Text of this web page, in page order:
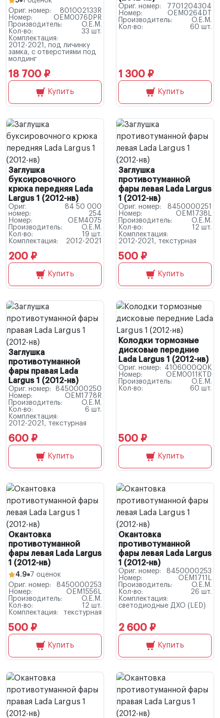
Ориг. номер:
801002133R
Номер:
OEM0076DPR
Производитель:
O.E.M.
Кол-во:
33 шт.
Комплектация:
2012-2021, под личинку
замка, с отверстиями под
молдинг
18 700 ₽
Купить
Ориг. номер:
7701204304
Номер:
OEM0264DT
Производитель:
O.E.M.
Кол-во:
60 шт.
1 300 ₽
Купить
Заглушка
буксировочного
крюка передняя Lada
Largus 1 (2012-нв)
Ориг.
номер:
84 50 000
254
Номер:
OEM4075
Производитель:
O.E.M.
Кол-во:
19 шт.
Комплектация:
2012-2021
200 ₽
Купить
Заглушка
противотуманной
фары левая Lada Largus
1 (2012-нв)
Ориг. номер:
8450000251
Номер:
OEM1738L
Производитель:
O.E.M.
Кол-во:
12 шт.
Комплектация:
2012-2021, текстурная
500 ₽
Купить
Заглушка
противотуманной
фары правая Lada
Largus 1 (2012-нв)
Ориг. номер:
8450000250
Номер:
OEM1778R
Производитель:
O.E.M.
Кол-во:
6 шт.
Комплектация:
2012-2021, текстурная
600 ₽
Купить
Колодки тормозные
дисковые передние
Lada Largus 1 (2012-нв)
Ориг. номер:
4106000Q0K
Номер:
OEM0011KTD
Производитель:
O.E.M.
Кол-во:
60 шт.
500 ₽
Купить
Окантовка
противотуманной
фары левая Lada Largus
1 (2012-нв)
4.9
7 оценок
Ориг. номер:
8450000253
Номер:
OEM1556L
Производитель:
O.E.M.
Кол-во:
12 шт.
Комплектация:
текстурная
500 ₽
Купить
Окантовка
противотуманной
фары левая Lada Largus
1 (2012-нв)
Ориг. номер:
8450000253
Номер:
OEM1711L
Производитель:
O.E.M.
Кол-во:
26 шт.
Комплектация:
светодиодные ДХО (LED)
2 600 ₽
Купить